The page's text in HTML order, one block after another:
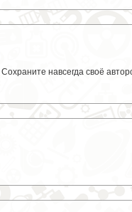
навсегда своё